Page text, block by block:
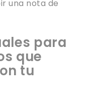
una nota de
para
que
tu